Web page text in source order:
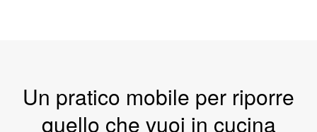
Un pratico mobile per riporre
quello che vuoi in cucina